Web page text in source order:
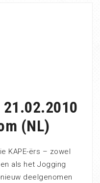
(NL)
KAPE-ërs – zowel
als het Jogging
deelgenomen